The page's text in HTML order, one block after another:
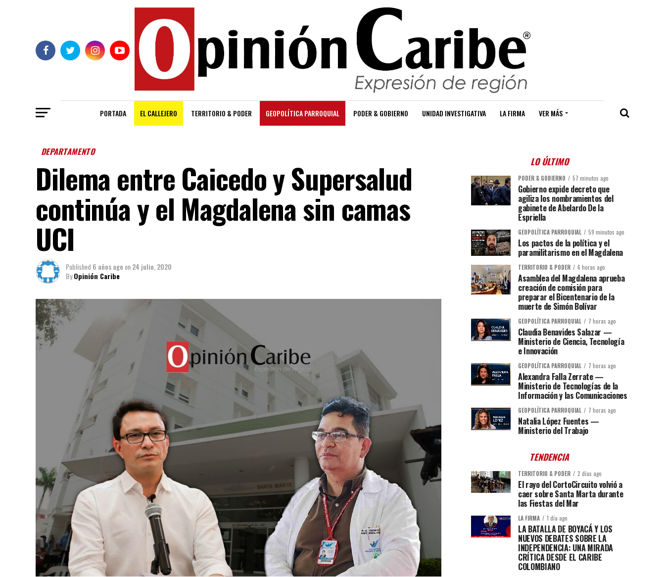
PORTADA EL CALLEJERO TERRITORIO & PODER GEOPOLÍTICA PARROQUIAL PODER & GOBIERNO UNIDAD INVESTIGATIVA LA FIRMA VER MÁS
DEPARTAMENTO
Dilema entre Caicedo y Supersalud
continúa y el Magdalena sin camas
UCI
Published 6 años ago on24 julio, 2020
ByOpinión Caribe
LO ÚLTIMO
PODER & GOBIERNO 57 minutos ago
Gobierno expide decreto que
agiliza los nombramientos del
gabinete de Abelardo De la
Espriella
GEOPOLÍTICA PARROQUIAL 59 minutos ago
Los pactos de la política y el
paramilitarismo en el Magdalena
TERRITORIO & PODER 6 horas ago
Asamblea del Magdalena aprueba
creación de comisión para
preparar el Bicentenario de la
muerte de Simón Bolívar
GEOPOLÍTICA PARROQUIAL 7 horas ago
Claudia Benavides Salazar —
Ministerio de Ciencia, Tecnología
e Innovación
GEOPOLÍTICA PARROQUIAL 7 horas ago
Alexandra Falla Zerrate —
Ministerio de Tecnologías de la
Información y las Comunicaciones
GEOPOLÍTICA PARROQUIAL 7 horas ago
Natalia López Fuentes —
Ministerio del Trabajo
TENDENCIA
TERRITORIO & PODER 2 días ago
El rayo del CortoCircuito volvió a
caer sobre Santa Marta durante
las Fiestas del Mar
LA FIRMA 1 día ago
LA BATALLA DE BOYACÁ Y LOS
NUEVOS DEBATES SOBRE LA
INDEPENDENCIA: UNA MIRADA
CRÍTICA DESDE EL CARIBE
COLOMBIANO